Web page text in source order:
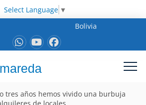
Select Language ▼
Bolivia
tres años hemos vivido una burbuja